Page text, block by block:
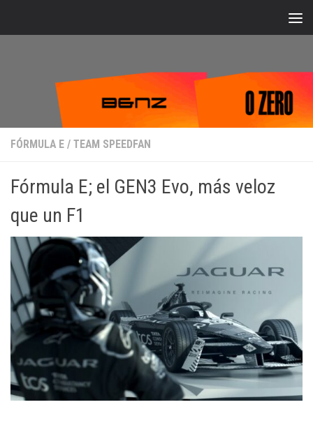
FÓRMULA E / TEAM SPEEDFAN
Fórmula E; el GEN3 Evo, más veloz
que un F1